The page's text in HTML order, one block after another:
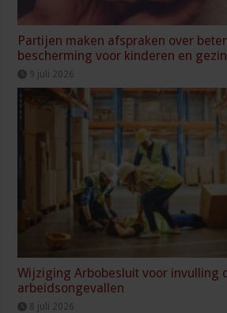
Partijen maken afspraken over
bescherming voor kinderen en
9 juli 2026
Wijziging Arbobesluit voor invulling
arbeidsongevallen
8 juli 2026